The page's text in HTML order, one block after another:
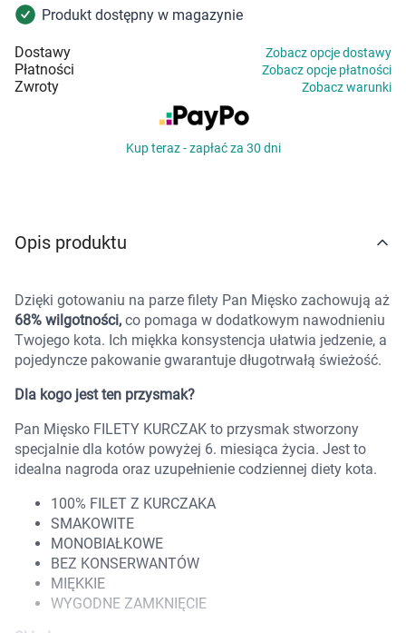
Korzystamy z plików cookies w celu
Zdrowy styl życia
Zabawki
Marki
Produkt dostępny w magazynie
Dostawy Zobacz opcje dostawy
Płatności Zobacz opcje płatności
Zwroty Zobacz warunki
Kup teraz - zapłać za 30 dni
Opis produktu
Dzięki gotowaniu na parze filety Pan Mięsko zachowują aż
68% wilgotności, co pomaga w dodatkowym nawodnieniu
Twojego kota. Ich miękka konsystencja ułatwia jedzenie, a
pojedyncze pakowanie gwarantuje długotrwałą świeżość.
Dla kogo jest ten przysmak?
Pan Mięsko FILETY KURCZAK to przysmak stworzony
specjalnie dla kotów powyżej 6. miesiąca życia. Jest to
idealna nagroda oraz uzupełnienie codziennej diety kota.
100% FILET Z KURCZAKA
SMAKOWITE
MONOBIAŁKOWE
BEZ KONSERWANTÓW
MIĘKKIE
WYGODNE ZAMKNIĘCIE